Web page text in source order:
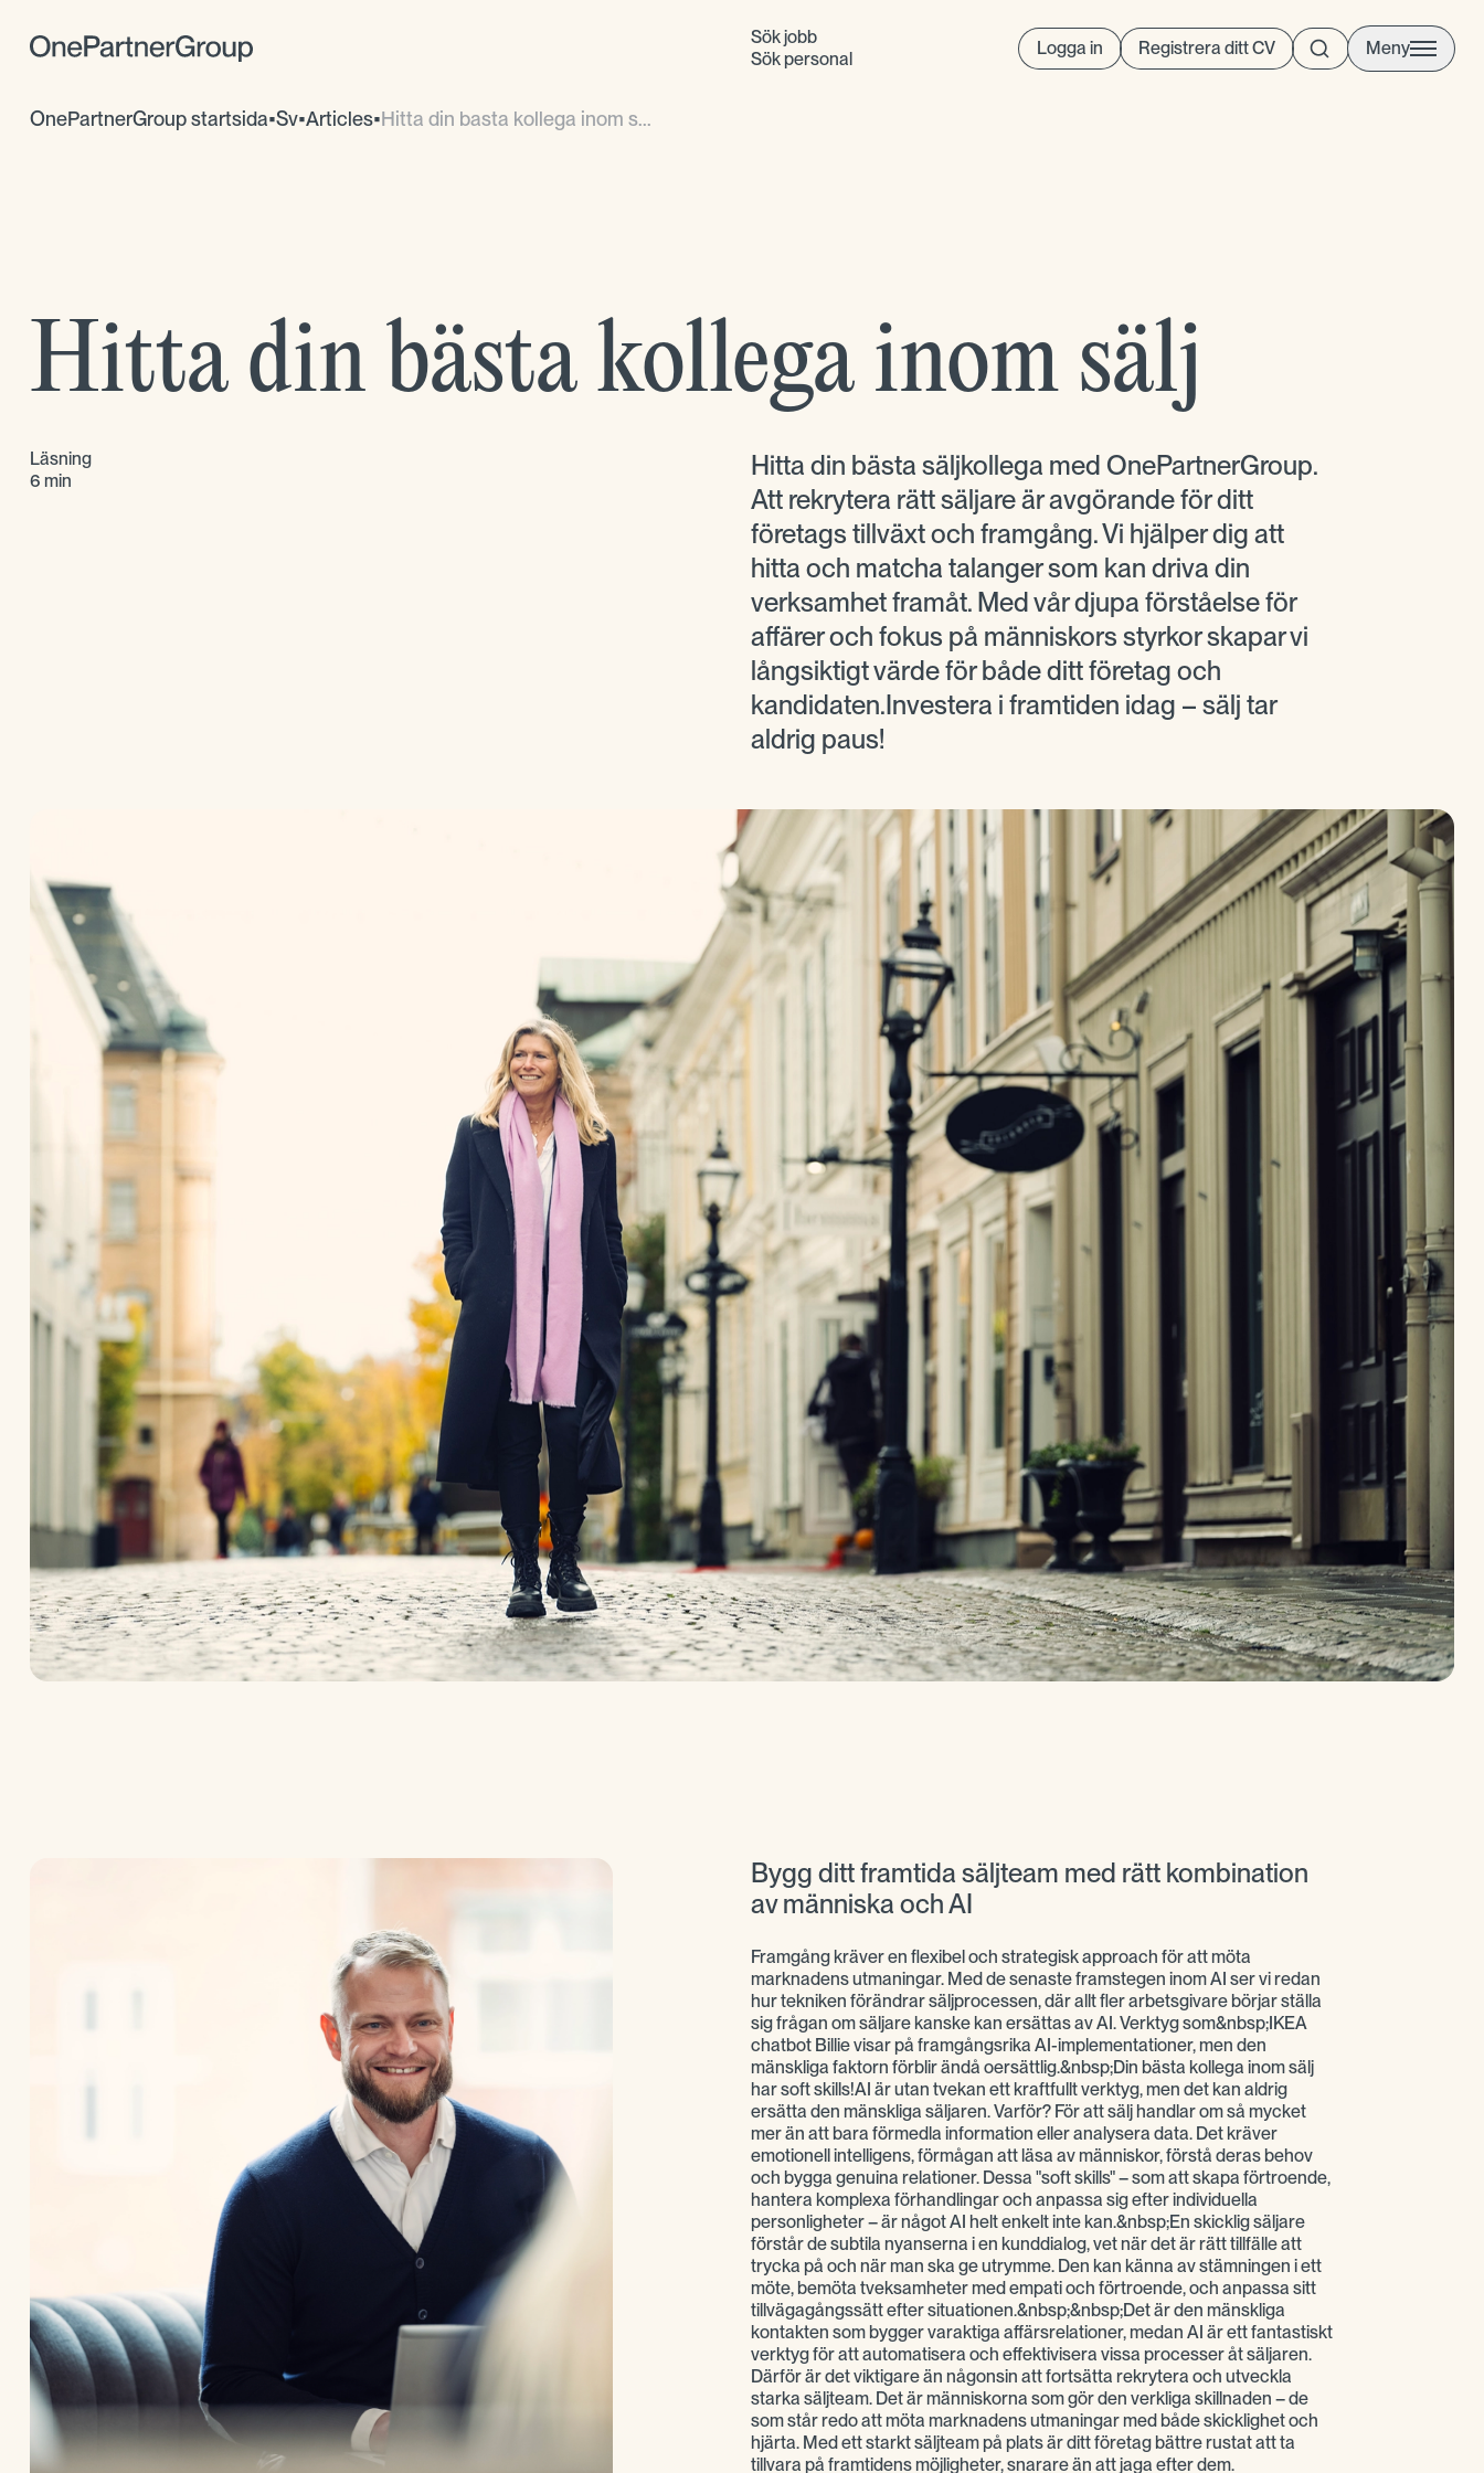
Sök jobb
Sök personal
Logga in Registrera ditt CV Meny
OnePartnerGroup startsida•Sv•Articles•Hitta din basta kollega inom s...
Hitta din bästa kollega inom sälj
Läsning
6 min
Hitta din bästa säljkollega med OnePartnerGroup.
Att rekrytera rätt säljare är avgörande för ditt
företags tillväxt och framgång. Vi hjälper dig att
hitta och matcha talanger som kan driva din
verksamhet framåt. Med vår djupa förståelse för
affärer och fokus på människors styrkor skapar vi
långsiktigt värde för både ditt företag och
kandidaten.Investera i framtiden idag – sälj tar
aldrig paus!
Bygg ditt framtida säljteam med rätt kombination
av människa och AI
Framgång kräver en flexibel och strategisk approach för att möta
marknadens utmaningar. Med de senaste framstegen inom AI ser vi redan
hur tekniken förändrar säljprocessen, där allt fler arbetsgivare börjar ställa
sig frågan om säljare kanske kan ersättas av AI. Verktyg som&nbsp;IKEA
chatbot Billie visar på framgångsrika AI-implementationer, men den
mänskliga faktorn förblir ändå oersättlig.&nbsp;Din bästa kollega inom sälj
har soft skills!AI är utan tvekan ett kraftfullt verktyg, men det kan aldrig
ersätta den mänskliga säljaren. Varför? För att sälj handlar om så mycket
mer än att bara förmedla information eller analysera data. Det kräver
emotionell intelligens, förmågan att läsa av människor, förstå deras behov
och bygga genuina relationer. Dessa "soft skills" – som att skapa förtroende,
hantera komplexa förhandlingar och anpassa sig efter individuella
personligheter – är något AI helt enkelt inte kan.&nbsp;En skicklig säljare
förstår de subtila nyanserna i en kunddialog, vet när det är rätt tillfälle att
trycka på och när man ska ge utrymme. Den kan känna av stämningen i ett
möte, bemöta tveksamheter med empati och förtroende, och anpassa sitt
tillvägagångssätt efter situationen.&nbsp;&nbsp;Det är den mänskliga
kontakten som bygger varaktiga affärsrelationer, medan AI är ett fantastiskt
verktyg för att automatisera och effektivisera vissa processer åt säljaren.
Därför är det viktigare än någonsin att fortsätta rekrytera och utveckla
starka säljteam. Det är människorna som gör den verkliga skillnaden – de
som står redo att möta marknadens utmaningar med både skicklighet och
hjärta. Med ett starkt säljteam på plats är ditt företag bättre rustat att ta
tillvara på framtidens möjligheter, snarare än att jaga efter dem.